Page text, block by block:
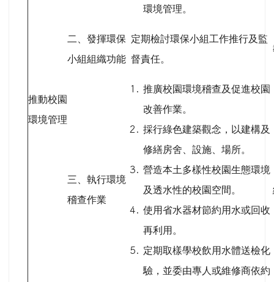
推動校園
環境管理
環境管理。
二、發揮環保
小組組織功能
定期檢討環保小組工作推行及監
督責任。
三、執行環境
稽查作業
推廣校園環境稽查及促進校園
改善作業。
採行綠色建築觀念，以建構及
修繕房舍、設施、場所。
營造本土多樣性校園生態環境
及透水性的校園空間。
使用省水器材節約用水或回收
再利用。
定期取樣學校飲用水體送檢化
驗，並委由專人或維修商依約